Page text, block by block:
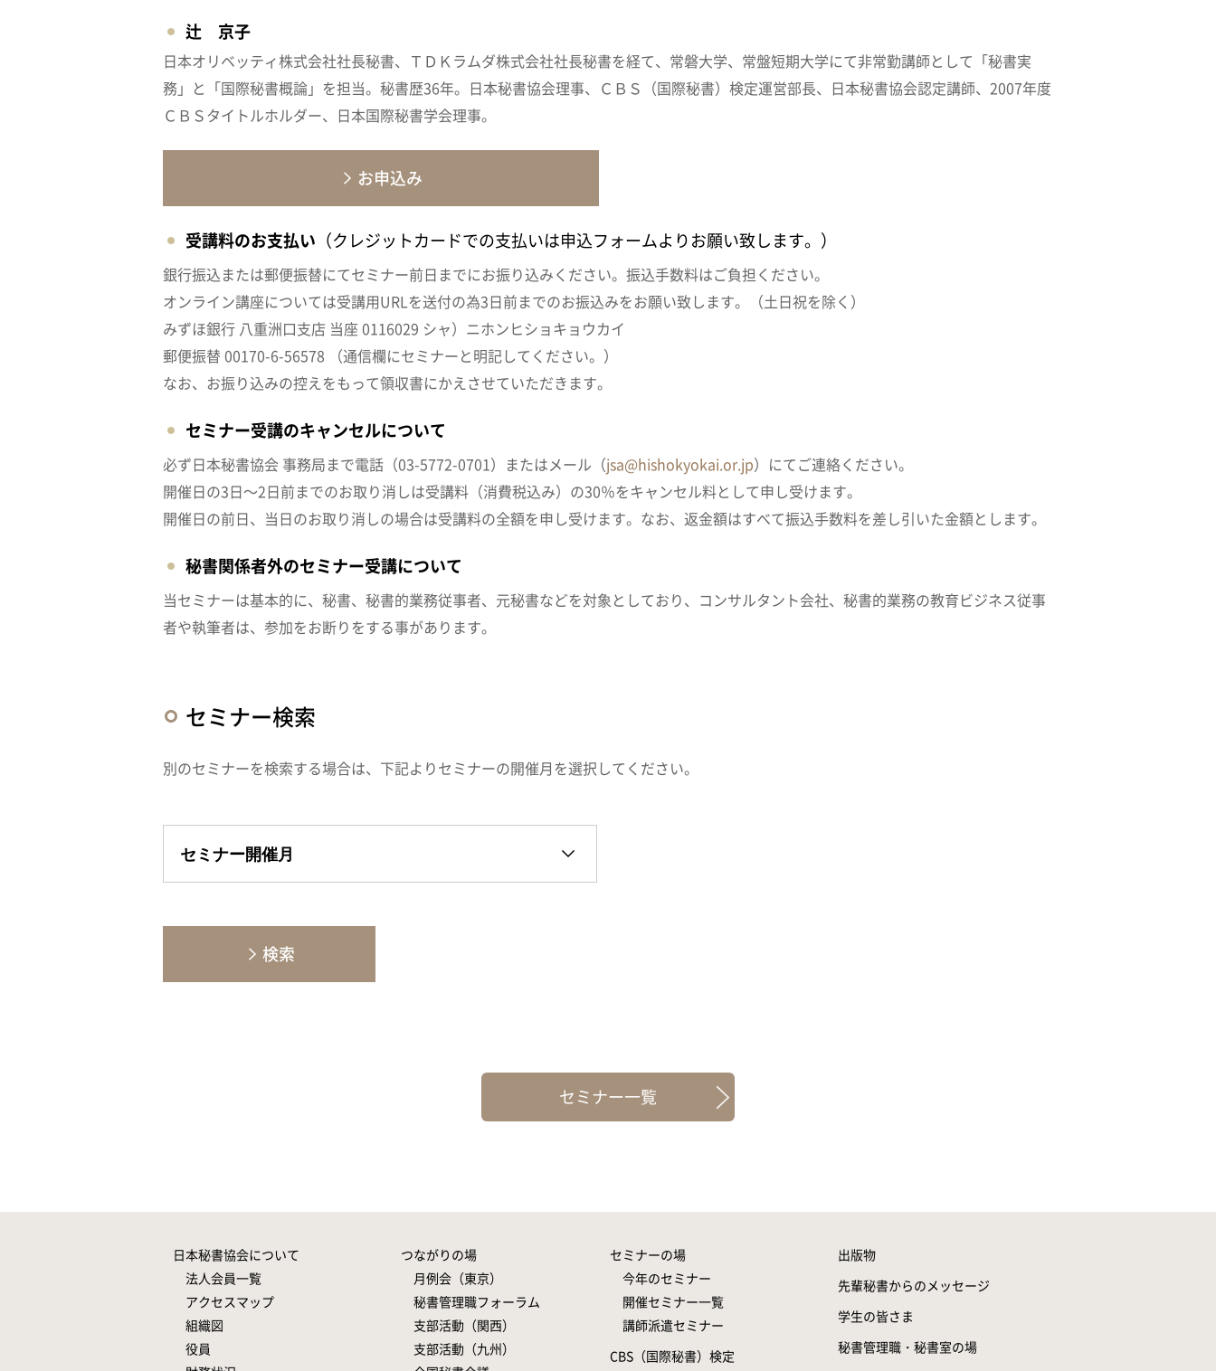
辻 京子
日本オリベッティ株式会社社長秘書、ＴＤＫラムダ株式会社社長秘書を経て、常磐大学、常盤短期大学にて非常勤講師として「秘書実
務」と「国際秘書概論」を担当。秘書歴36年。日本秘書協会理事、ＣＢＳ（国際秘書）検定運営部長、日本秘書協会認定講師、2007年度
ＣＢＳタイトルホルダー、日本国際秘書学会理事。
お申込み
受講料のお支払い （クレジットカードでの支払いは申込フォームよりお願い致します。）
銀行振込または郵便振替にてセミナー前日までにお振り込みください。振込手数料はご負担ください。
オンライン講座については受講用URLを送付の為3日前までのお振込みをお願い致します。（土日祝を除く）
みずほ銀行 八重洲口支店 当座 0116029 シャ）ニホンヒショキョウカイ
郵便振替 00170-6-56578 （通信欄にセミナーと明記してください。）
なお、お振り込みの控えをもって領収書にかえさせていただきます。
セミナー受講のキャンセルについて
必ず日本秘書協会 事務局まで電話（03-5772-0701）またはメール（jsa@hishokyokai.or.jp）にてご連絡ください。
開催日の3日～2日前までのお取り消しは受講料（消費税込み）の30％をキャンセル料として申し受けます。
開催日の前日、当日のお取り消しの場合は受講料の全額を申し受けます。なお、返金額はすべて振込手数料を差し引いた金額とします。
秘書関係者外のセミナー受講について
当セミナーは基本的に、秘書、秘書的業務従事者、元秘書などを対象としており、コンサルタント会社、秘書的業務の教育ビジネス従事
者や執筆者は、参加をお断りをする事があります。
セミナー検索
別のセミナーを検索する場合は、下記よりセミナーの開催月を選択してください。
検索
セミナー一覧
日本秘書協会について
法人会員一覧
アクセスマップ
組織図
役員
つながりの場
月例会（東京）
秘書管理職フォーラム
支部活動（関西）
支部活動（九州）
セミナーの場
今年のセミナー
開催セミナー一覧
講師派遣セミナー
CBS（国際秘書）検定
出版物
先輩秘書からのメッセージ
学生の皆さま
秘書管理職・秘書室の場